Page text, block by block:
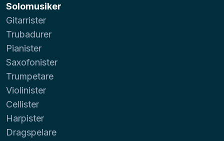
Solomusiker
Gitarrister
Trubadurer
Pianister
Saxofonister
Trumpetare
Violinister
Cellister
Harpister
Dragspelare